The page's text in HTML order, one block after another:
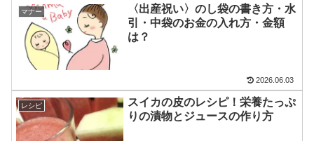
マナー
〈出産祝い〉のし袋の書き方・水
引・中袋のお金の入れ方・金額
は？
2026.06.03
レシピ
スイカの皮のレシピ！栄養たっぷ
りの漬物とジュースの作り方